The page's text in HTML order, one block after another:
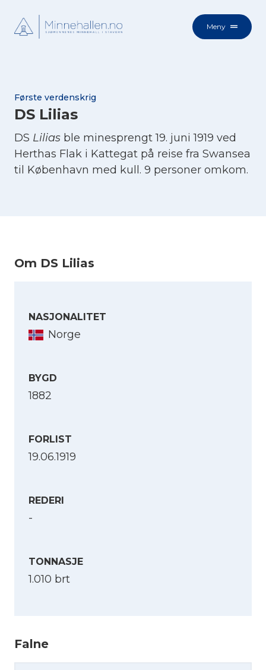
Meny
Første verdenskrig
DS Lilias
DS Lilias ble minesprengt 19. juni 1919 ved
Herthas Flak i Kattegat på reise fra Swansea
til København med kull. 9 personer omkom.
Om DS Lilias
NASJONALITET
Norge
BYGD
1882
FORLIST
19.06.1919
REDERI
-
TONNASJE
1.010 brt
Falne